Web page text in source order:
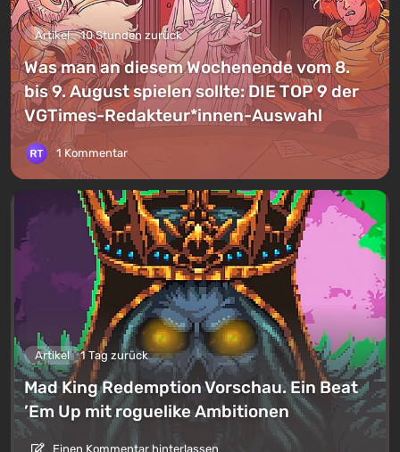
Artikel 10 Stunden zurück
Was man an diesem Wochenende vom 8.
bis 9. August spielen sollte: DIE TOP 9 der
VGTimes-Redakteur*innen-Auswahl
1 Kommentar
Artikel 1 Tag zurück
Mad King Redemption Vorschau. Ein Beat
’Em Up mit roguelike Ambitionen
Einen Kommentar hinterlassen